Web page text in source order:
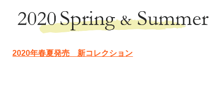
2020年春夏発売 新コレクション